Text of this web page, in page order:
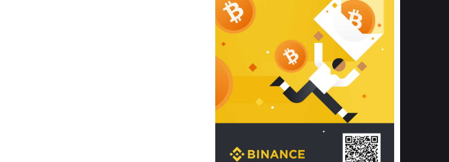
thời tiết nóng ẩm. Bạn có thể tìm hiểu
thêm các nghiên cứu khoa học về tác
động của giấc ngủ và môi trường
phòng ngủ đối với sức khỏe con
người tại Sleep Foundation (External
Link) để có cái nhìn toàn diện hơn.
2. Các tiêu chí vàng khi lựa chọn
chăn ga gối đệm cao cấp cho phòng
ngủ
Để sở hữu một bộ chăn ga gối đệm
cao cấp hoàn hảo cả về thẩm mỹ lẫn
công năng, người tiêu dùng cần cân
nhắc kỹ lưỡng các tiêu chí quan trọng